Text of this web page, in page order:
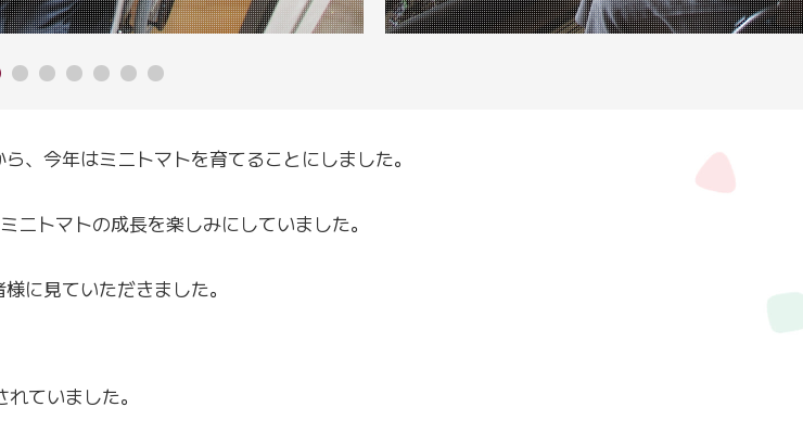
、今年はミニトマトを育てることにしました。
トマトの成長を楽しみにしていました。
に見ていただきました。
ていました。